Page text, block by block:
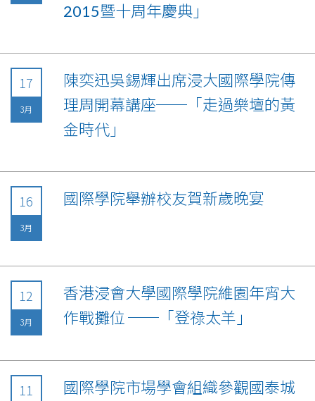
2015暨十周年慶典」
17
3月
陳奕迅吳錫輝出席浸大國際學院傳
理周開幕講座──「走過樂壇的黃
金時代」
16
3月
國際學院舉辦校友賀新歲晚宴
12
3月
香港浸會大學國際學院維園年宵大
作戰攤位 ──「登祿太羊」
11 國際學院市場學會組織參觀國泰城